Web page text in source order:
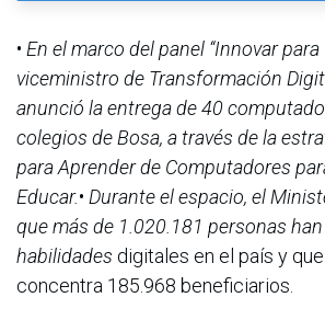
• En el marco del panel “Innovar para
viceministro de Transformación
anunció la entrega de 40
colegios de Bosa, a través de la
para Aprender de Computadores
Educar.• Durante el espacio, el
que más de 1.020.181 personas
habilidades digitales en el país y
concentra 185.968 beneficiarios.